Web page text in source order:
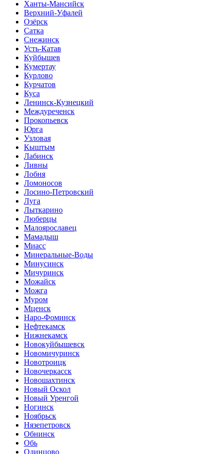
Ханты-Мансийск
Верхний-Уфалей
Озёрск
Сатка
Снежинск
Усть-Катав
Куйбышев
Кумертау
Курлово
Курчатов
Куса
Ленинск-Кузнецкий
Междуреченск
Прокопьевск
Юрга
Узловая
Кыштым
Лабинск
Ливны
Лобня
Ломоносов
Лосино-Петровский
Луга
Лыткарино
Люберцы
Малоярославец
Мамадыш
Миасс
Минеральные-Воды
Минусинск
Мичуринск
Можайск
Можга
Муром
Мценск
Наро-Фоминск
Нефтекамск
Нижнекамск
Новокуйбышевск
Новомичуринск
Новотроицк
Новочеркасск
Новошахтинск
Новый Оскол
Новый Уренгой
Ногинск
Ноябрьск
Нязепетровск
Обнинск
Обь
Одинцово